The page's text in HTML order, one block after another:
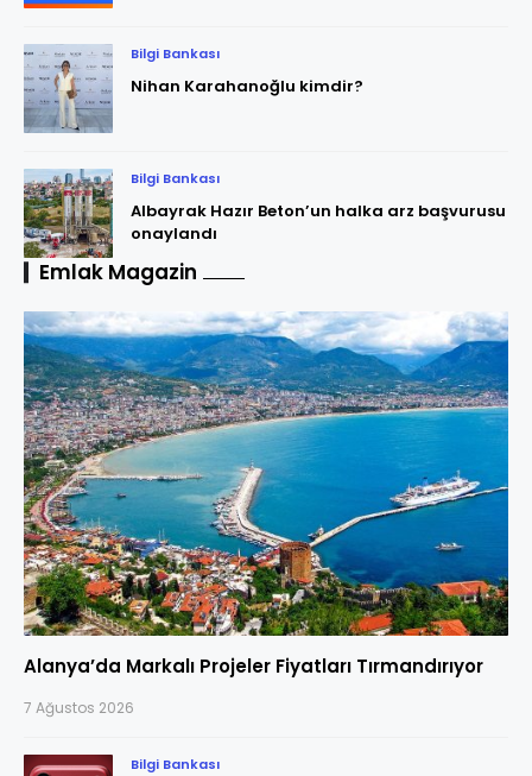
Bilgi Bankası
Nihan Karahanoğlu kimdir?
Bilgi Bankası
Albayrak Hazır Beton’un halka arz başvurusu
onaylandı
Emlak Magazin
Alanya’da Markalı Projeler Fiyatları Tırmandırıyor
7 Ağustos 2026
Bilgi Bankası